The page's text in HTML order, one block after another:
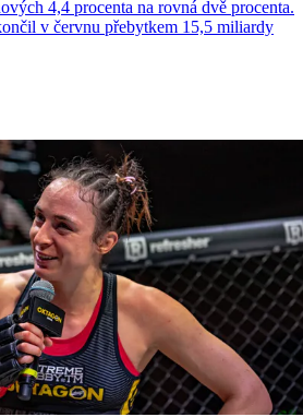
4,4 procenta na rovná dvě procenta.
v červnu přebytkem 15,5 miliardy